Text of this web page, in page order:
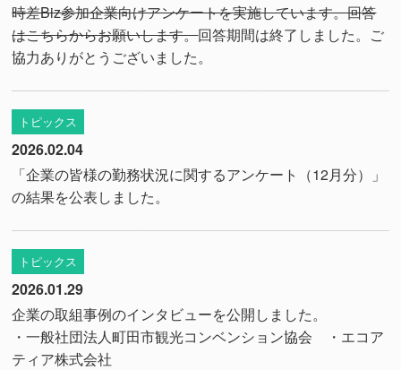
時差Biz参加企業向けアンケートを実施しています。回答
はこちらからお願いします。回答期間は終了しました。ご
協力ありがとうございました。
トピックス
2026.02.04
「企業の皆様の勤務状況に関するアンケート（12月分）」
の結果を公表しました。
トピックス
2026.01.29
企業の取組事例のインタビューを公開しました。
・一般社団法人町田市観光コンベンション協会
・エコア
ティア株式会社